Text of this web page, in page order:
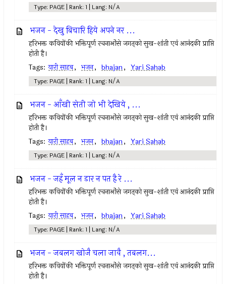
Type: PAGE | Rank: 1 | Lang: N/A
भजन - देखु बिचारि हिये अपने नर ...
हरिभक्त कवियोंकी भक्तिपूर्ण रचनाओंसे जगत्‌को सुख-शांती एवं आनंदकी प्राप्ति
होती है।
Tags: यारी साहब, भजन, bhajan, Yari Sahab
Type: PAGE | Rank: 1 | Lang: N/A
भजन - आँखी सेती जो भी देखिये , ...
हरिभक्त कवियोंकी भक्तिपूर्ण रचनाओंसे जगत्‌को सुख-शांती एवं आनंदकी प्राप्ति
होती है।
Tags: यारी साहब, भजन, bhajan, Yari Sahab
Type: PAGE | Rank: 1 | Lang: N/A
भजन - जहँ मूल न डार न पत है रे ...
हरिभक्त कवियोंकी भक्तिपूर्ण रचनाओंसे जगत्‌को सुख-शांती एवं आनंदकी प्राप्ति
होती है।
Tags: यारी साहब, भजन, bhajan, Yari Sahab
Type: PAGE | Rank: 1 | Lang: N/A
भजन - जबलग खोजै चला जावै , तबलग...
हरिभक्त कवियोंकी भक्तिपूर्ण रचनाओंसे जगत्‌को सुख-शांती एवं आनंदकी प्राप्ति
होती है।